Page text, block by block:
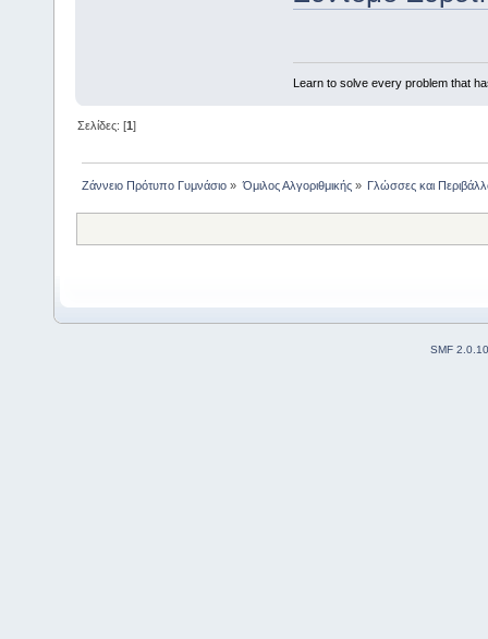
Learn to solve every problem that
Σελίδες: [1]
Ζάννειο Πρότυπο Γυμνάσιο » Όμιλος Αλγοριθμικής» Γλώσσες και
SMF 2.0.10